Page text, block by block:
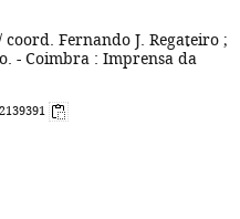
coord. Fernando J. Regateiro ;
- Coimbra : Imprensa da